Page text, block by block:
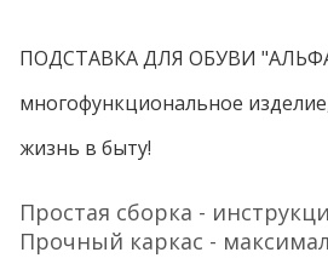
ПОДСТАВКА ДЛЯ ОБУВИ
многофункциональное
жизнь в быту!
Простая сборка -
Прочный каркас -